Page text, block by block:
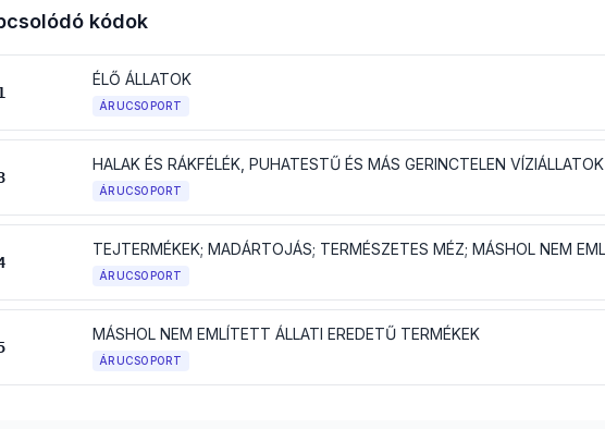
kódok
ÉLŐ ÁLLATOK
ÁRUCSOPORT
HALAK ÉS RÁKFÉLÉK, PUHATESTŰ ÉS MÁS GERINCTELEN VÍZIÁLLATOK
ÁRUCSOPORT
ÁRUCSOPORT
MÁSHOL NEM EMLÍTETT ÁLLATI EREDETŰ TERMÉKEK
ÁRUCSOPORT